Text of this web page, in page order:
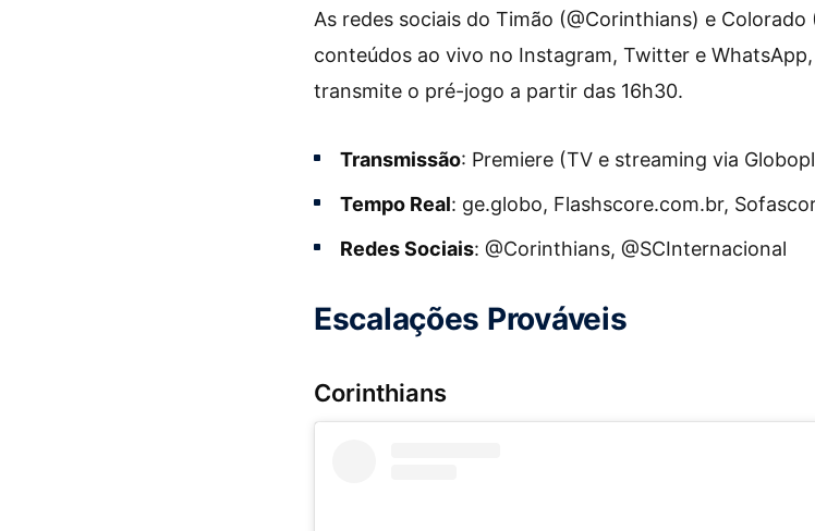
As redes sociais do Timão (@Corinthians) e
conteúdos ao vivo no Instagram, Twitter e WhatsApp,
transmite o pré-jogo a partir das 16h30.
Transmissão: Premiere (TV e streaming via
Tempo Real: ge.globo, Flashscore.com.br,
Redes Sociais: @Corinthians, @SCInternacional
Escalações Prováveis
Corinthians